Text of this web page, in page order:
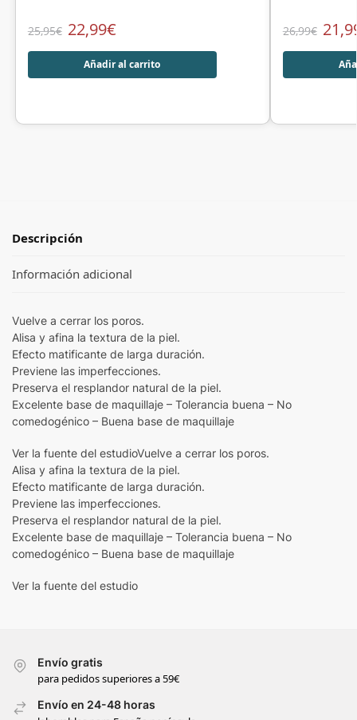
25,95€ 22,99€
Añadir al carrito
26,99€
Descripción
Información adicional
Vuelve a cerrar los poros.
Alisa y afina la textura de la piel.
Efecto matificante de larga duración.
Previene las imperfecciones.
Preserva el resplandor natural de la piel.
Excelente base de maquillaje – Tolerancia buena – No
comedogénico – Buena base de maquillaje
Ver la fuente del estudioVuelve a cerrar los poros.
Alisa y afina la textura de la piel.
Efecto matificante de larga duración.
Previene las imperfecciones.
Preserva el resplandor natural de la piel.
Excelente base de maquillaje – Tolerancia buena – No
comedogénico – Buena base de maquillaje
Ver la fuente del estudio
Envío gratis
para pedidos superiores a 59€
Envío en 24-48 horas